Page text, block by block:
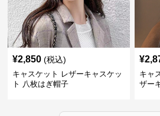
¥2,850 (税込)
キャスケット レザーキャスケッ
ト 八枚はぎ帽子
¥
キャ
ザー